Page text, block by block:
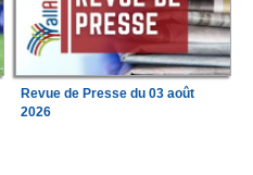
Revue de Presse du 03 août
2026